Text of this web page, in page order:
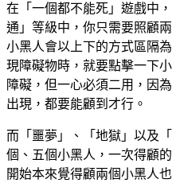
在「一個都不能死」遊戲中
通」等級中，你只需要照顧
小黑人會以上下的方式區隔
現障礙物時，就要點擊一下
障礙，但一心必須二用，因
出現，都要能顧到才行。
而「噩夢」、「地獄」以及
個、五個小黑人，一次得顧
開始本來覺得顧兩個小黑人